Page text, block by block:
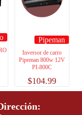
Pipeman
Inversor de carro
Pipeman 800w 12V
PI-800C
$104.99